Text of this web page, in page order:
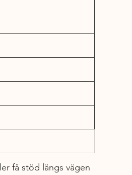
få stöd längs vägen